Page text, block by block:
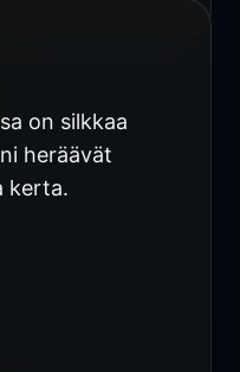
on silkkaa
heräävät
kerta.